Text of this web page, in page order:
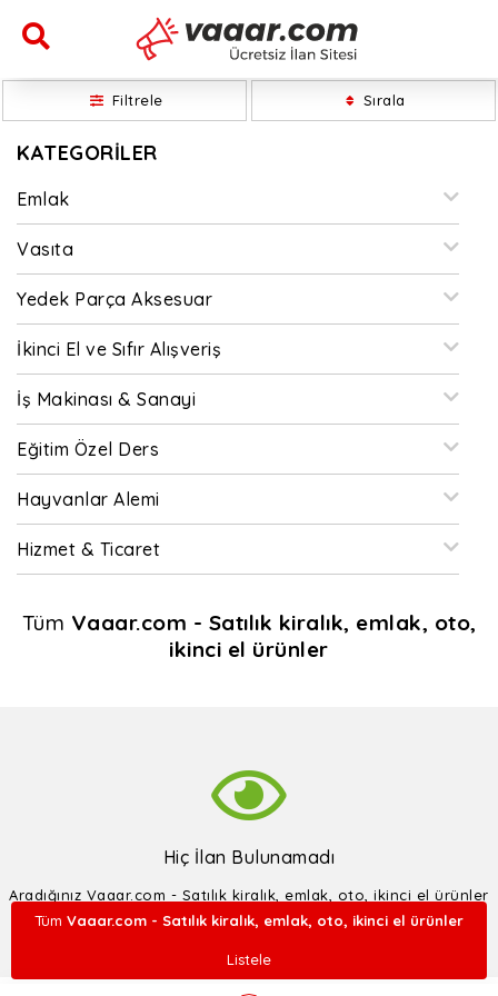
Filtrele Sırala
KATEGORİLER
Emlak
Vasıta
Yedek Parça Aksesuar
İkinci El ve Sıfır Alışveriş
İş Makinası & Sanayi
Eğitim Özel Ders
Hayvanlar Alemi
Hizmet & Ticaret
Tüm Vaaar.com - Satılık kiralık, emlak, oto,
ikinci el ürünler
Tüm Vaaar.com - Satılık kiralık, emlak, oto, ikinci el ürünler
Listele
Hiç İlan Bulunamadı
Aradığınız Vaaar.com - Satılık kiralık, emlak, oto, ikinci el ürünler
kategorisinde hiç ilan bulunamadı